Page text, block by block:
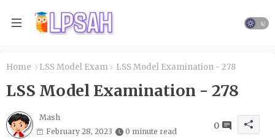
Home LSS Model Exam LSS Model Examination - 278
LSS Model Examination - 278
Mash
February 28, 2023
0 minute read
0